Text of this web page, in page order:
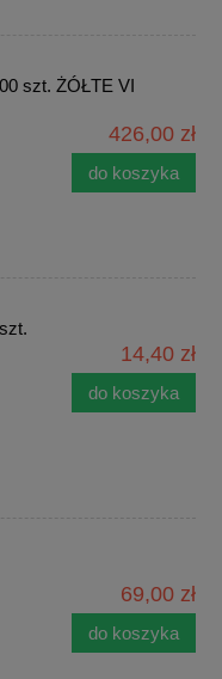
szt. ŻÓŁTE VI
426,00 zł
do koszyka
14,40 zł
do koszyka
69,00 zł
do koszyka